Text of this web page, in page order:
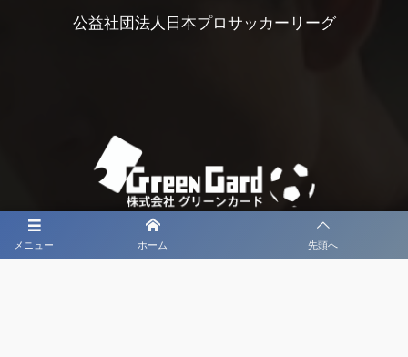
メニュー ホーム 先頭へ
公益社団法人日本プロサッカーリーグ